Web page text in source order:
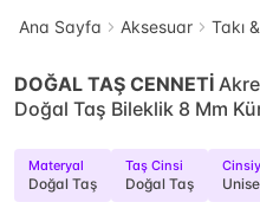
Ana Sayfa Aksesuar Takı
DOĞAL TAŞ CENNETİ
Doğal Taş Bileklik 8 Mm
Materyal
Doğal Taş
Taş Cinsi
Doğal Taş